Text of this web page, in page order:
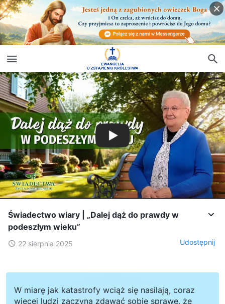
Świadectwo wiary | „Dalej dąż do prawdy w
podeszłym wieku”
22 sierpnia 2025 Udostępnij
W miarę jak katastrofy wciąż się nasilają, coraz
więcej ludzi zaczyna zdawać sobie sprawę, że